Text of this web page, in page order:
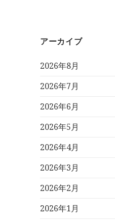
アーカイブ
2026年8月
2026年7月
2026年6月
2026年5月
2026年4月
2026年3月
2026年2月
2026年1月